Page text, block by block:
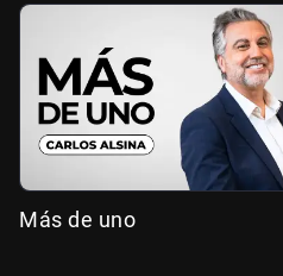
Más de uno